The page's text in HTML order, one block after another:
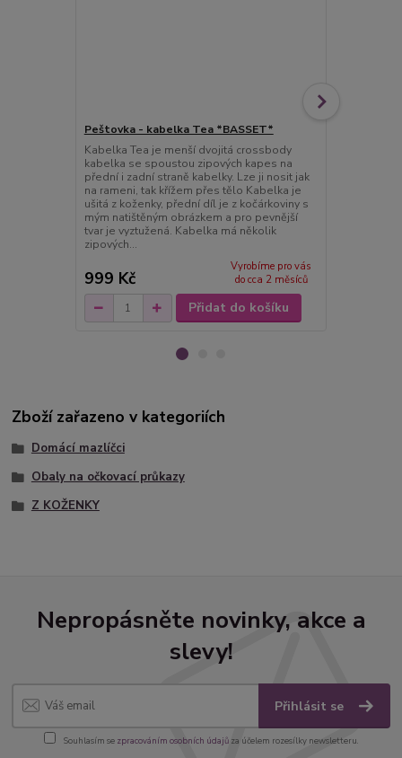
Peštovka - kabelka Tea *BASSET*
Kabelka Tea je menší dvojitá crossbody
kabelka se spoustou zipových kapes na
přední i zadní straně kabelky. Lze ji nosit jak
na rameni, tak křížem přes tělo Kabelka je
ušitá z koženky, přední díl je z kočárkoviny s
mým natištěným obrázkem a pro pevnější
tvar je vyztužená. Kabelka má několik
zipových...
999 Kč
Vyrobíme pro vás
do cca 2 měsíců
Přidat do košíku
Zboží zařazeno v kategoriích
Domácí mazlíčci
Obaly na očkovací průkazy
Z KOŽENKY
Nepropásněte novinky, akce a
slevy!
Přihlásit se
Souhlasím se zpracováním osobních údajůza účelem rozesílky newsletteru.